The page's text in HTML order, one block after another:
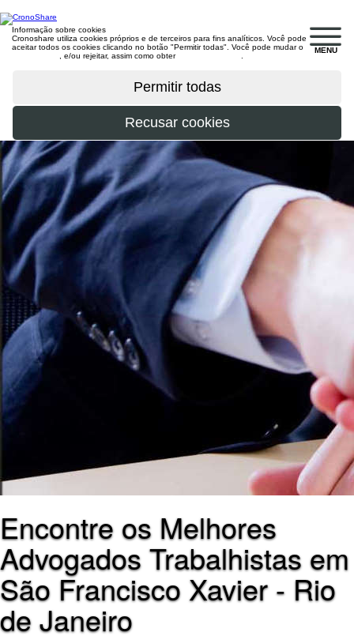
MENU
Informação sobre cookies
Cronoshare utiliza cookies próprios e de terceiros para fins analíticos. Você pode
aceitar todos os cookies clicando no botão "Permitir todas". Você pode mudar o
, e/ou rejeitar, assim como obter
Encontre os Melhores
Advogados Trabalhistas em
São Francisco Xavier - Rio
de Janeiro